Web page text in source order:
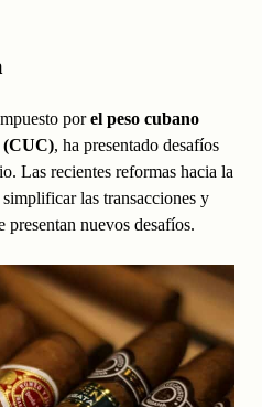
porel peso cubano
(CUC), ha presentado desafíos
Las recientes reformas hacia la
las transacciones y
presentan nuevos desafíos.